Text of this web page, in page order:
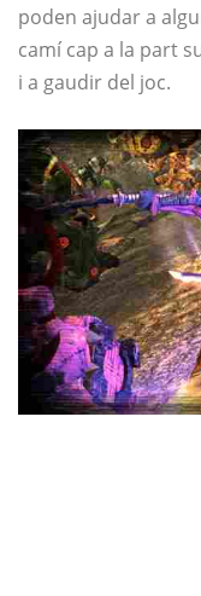
poden ajudar a
camí cap a la part
i a gaudir del joc.